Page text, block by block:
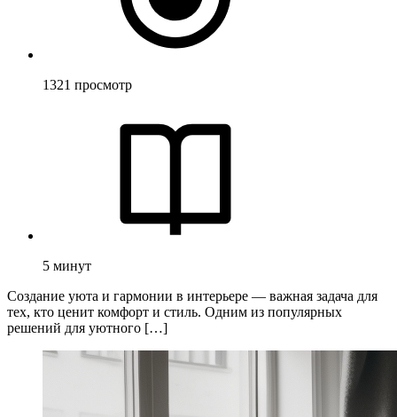
1321 просмотр
5 минут
Создание уюта и гармонии в интерьере — важная задача для
тех, кто ценит комфорт и стиль. Одним из популярных
решений для уютного […]